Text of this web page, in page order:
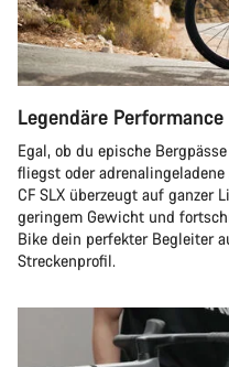
Legendäre Performance
Egal, ob du epische
fliegst oder
CF SLX überzeugt auf ganzer
geringem Gewicht und
Bike dein perfekter Begleiter
Streckenprofil.